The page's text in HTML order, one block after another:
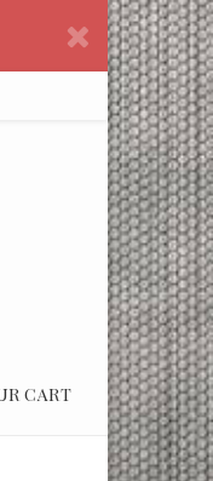
CART